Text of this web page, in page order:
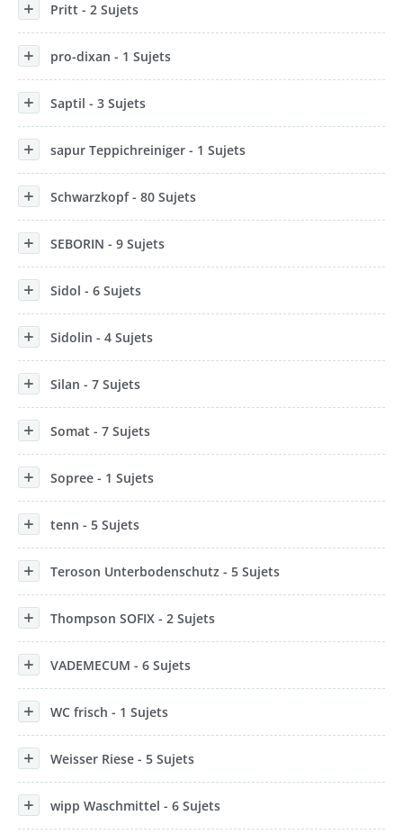
Pritt - 2 Sujets
pro-dixan - 1 Sujets
Saptil - 3 Sujets
sapur Teppichreiniger - 1 Sujets
Schwarzkopf - 80 Sujets
SEBORIN - 9 Sujets
Sidol - 6 Sujets
Sidolin - 4 Sujets
Silan - 7 Sujets
Somat - 7 Sujets
Sopree - 1 Sujets
tenn - 5 Sujets
Teroson Unterbodenschutz - 5 Sujets
Thompson SOFIX - 2 Sujets
VADEMECUM - 6 Sujets
WC frisch - 1 Sujets
Weisser Riese - 5 Sujets
wipp Waschmittel - 6 Sujets